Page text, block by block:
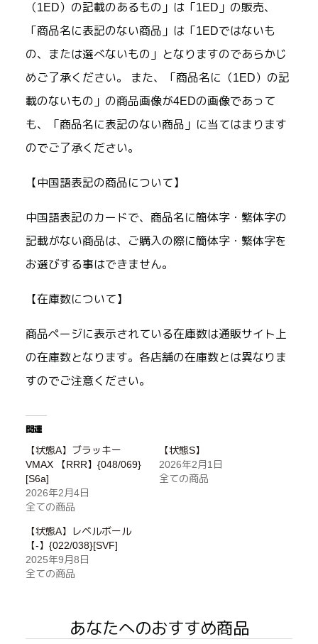
（1ED）の記載のあるもの」は「1ED」の販売、
「商品名に表記のない商品」は「1EDではないも
の、または選べないもの」となりますのであらかじ
めご了承ください。 また、「商品名に（1ED）の記
載のないもの」の商品画像が4EDの画像であって
も、「商品名に表記のない商品」に当てはまります
のでご了承ください。
【中国語表記の商品について】
中国語表記のカードで、商品名に簡体字・繁体字の
記載がない商品は、ご購入の際に簡体字・繁体字を
お選びする事はできません。
【在庫数について】
商品ページに表示されている在庫数は通販サイト上
の在庫数となります。各店舗の在庫数とは異なりま
すのでご注意ください。
関連
【状態A】ブラッキー
VMAX 【RRR】{048/069}
[S6a]
2026年2月4日
全ての商品
【状態S】
2026年2月1日
全ての商品
【状態A】レベルボール
【-】{022/038}[SVF]
2025年9月8日
全ての商品
あなたへのおすすめ商品